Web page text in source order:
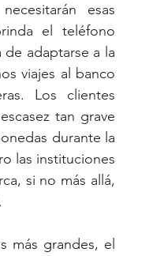
esas
el teléfono
adaptarse a la
viajes al banco
Los clientes
tan grave
durante la
las instituciones
si no más allá,
más grandes, el